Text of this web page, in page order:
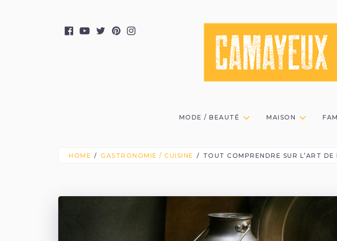
MODE / BEAUTÉ MAISON
HOME GASTRONOMIE / CUISINE TOUT COMPRENDRE SUR L’ART